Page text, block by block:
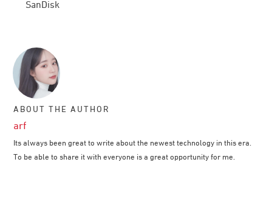
SanDisk
ABOUT THE AUTHOR
arf
Its always been great to write about the newest technology in this era.
To be able to share it with everyone is a great opportunity for me.